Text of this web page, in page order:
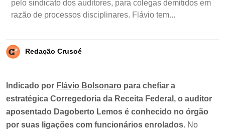
pelo sindicato dos auditores, para colegas demitidos em
razão de processos disciplinares. Flávio tem...
Redação Crusoé
Indicado por Flávio Bolsonaro para chefiar a
estratégica Corregedoria da Receita Federal, o auditor
aposentado Dagoberto Lemos é conhecido no órgão
por suas ligações com funcionários enrolados. No